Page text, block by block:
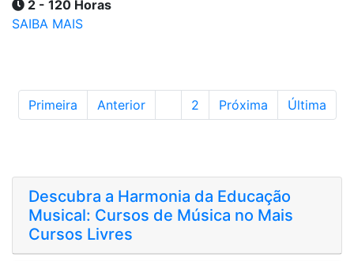
2 - 120 Horas
SAIBA MAIS
Primeira Anterior 2 Próxima Última
Descubra a Harmonia da Educação
Musical: Cursos de Música no Mais
Cursos Livres